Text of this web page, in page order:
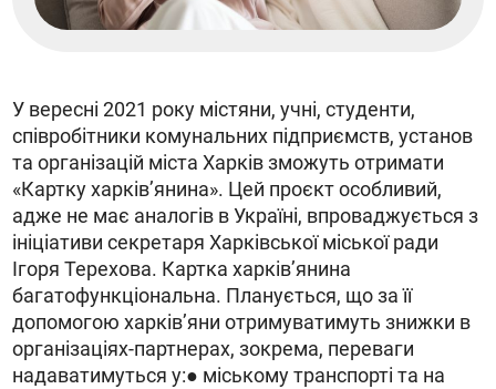
У вересні 2021 року містяни, учні, студенти,
співробітники комунальних підприємств, установ
та організацій міста Харків зможуть отримати
«Картку харків’янина». Цей проєкт особливий,
адже не має аналогів в Україні, впроваджується з
ініціативи секретаря Харківської міської ради
Ігоря Терехова. Картка харків’янина
багатофункціональна. Планується, що за її
допомогою харків’яни отримуватимуть знижки в
організаціях-партнерах, зокрема, переваги
надаватимуться у:● міському транспорті та на